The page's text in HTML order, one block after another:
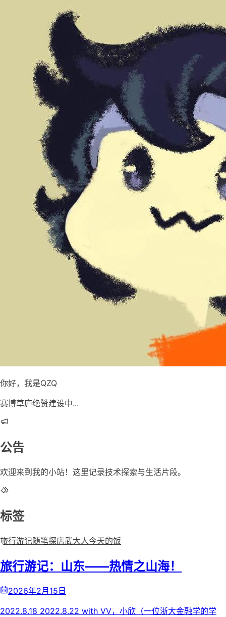
你好，我是QZQ
赛博草庐绝赞建设中...
公告
欢迎来到我的小站！这里记录技术探索与生活片段。
标签
旅行游记随笔探店武大人今天的饭
旅行游记：山东——热情之山海！
2026年2月15日
2022.8.18 2022.8.22 with VV，小欣（一位浙大金融学的学